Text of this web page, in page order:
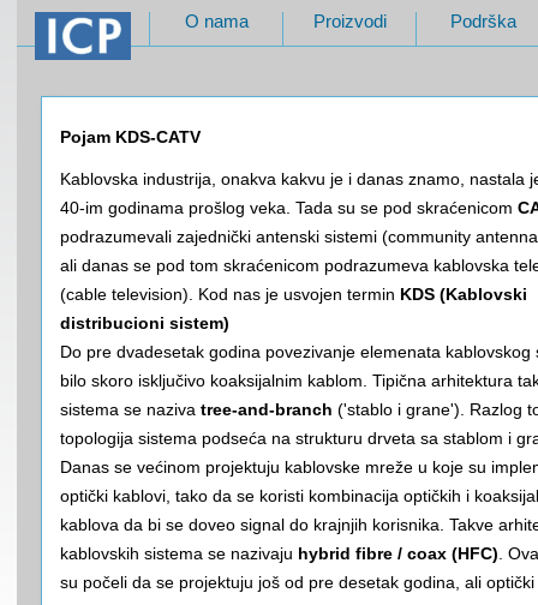
O nama Proizvodi Podrška
Pojam KDS-CATV
Kablovska industrija, onakva kakvu je i danas znamo, nastala
40-im godinama prošlog veka. Tada su se pod skraćenicom
podrazumevali zajednički antenski sistemi (community
ali danas se pod tom skraćenicom podrazumeva kablovska
(cable television). Kod nas je usvojen termin KDS (Kablovski
distribucioni sistem)
Do pre dvadesetak godina povezivanje elemenata kablovskog
bilo skoro isključivo koaksijalnim kablom. Tipična arhitektura
sistema se naziva tree-and-branch ('stablo i grane'). Razlog
topologija sistema podseća na strukturu drveta sa stablom i
Danas se većinom projektuju kablovske mreže u koje su
optički kablovi, tako da se koristi kombinacija optičkih i
kablova da bi se doveo signal do krajnjih korisnika. Takve
kablovskih sistema se nazivaju hybrid fibre / coax (HFC) .
su počeli da se projektuju još od pre desetak godina, ali